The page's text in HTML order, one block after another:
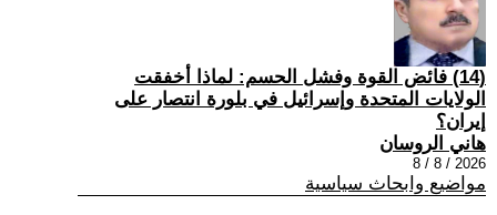
(14) فائض القوة وفشل الحسم: لماذا أخفقت
الولايات المتحدة وإسرائيل في بلورة انتصار على
إيران؟
هاني الروسان
2026 / 8 / 8
مواضيع وابحاث سياسية